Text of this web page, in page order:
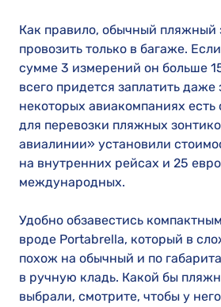
Как правило, обычный пляжный
провозить только в багаже.
сумме 3 измерений он больше
всего придется заплатить даже
некоторых авиакомпаниях
для перевозки пляжных
авиалинии» установили
на внутренних рейсах и 25
международных.
Удобно обзавестись
вроде Portabrella, который в
похож на обычный и по
в ручную кладь. Какой бы
выбрали, смотрите, чтобы у